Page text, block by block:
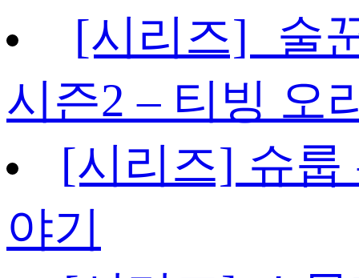
[시리즈] 술
시즌2 – 티빙 오
[시리즈] 슈룹
야기